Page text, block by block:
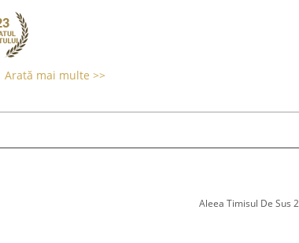
Arată mai multe >>
Aleea Timisul De Sus